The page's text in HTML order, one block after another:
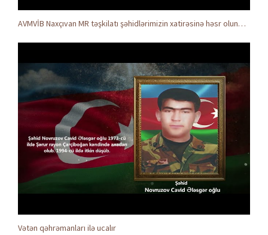
AVMVİB Naxçıvan MR təşkilatı şəhidlərimizin xatirəsinə həsr olunmuş tədbir keçirdi
Vətən qəhrəmanları ilə ucalır